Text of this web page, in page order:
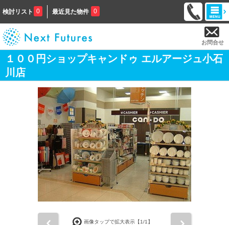
検討リスト 0 最近見た物件 0
お問合せ
１００円ショップキャンドゥ エルアージュ小石
川店
画像タップで拡大表示【1/1】